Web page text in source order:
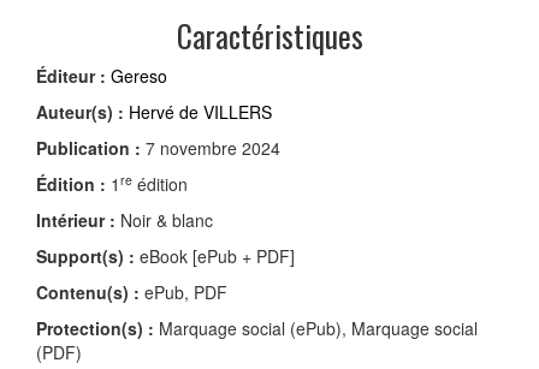
Caractéristiques
Éditeur : Gereso
Auteur(s) : Hervé de VILLERS
Publication : 7 novembre 2024
Édition : 1 re édition
Intérieur : Noir & blanc
Support(s) : eBook [ePub + PDF]
Contenu(s) : ePub, PDF
Protection(s) : Marquage social (ePub), Marquage social
(PDF)